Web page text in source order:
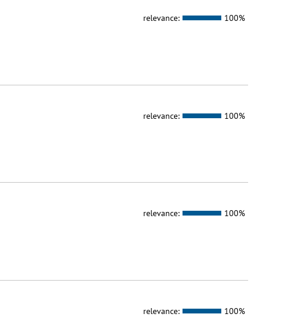
relevance: 100%
relevance: 100%
relevance: 100%
relevance: 100%